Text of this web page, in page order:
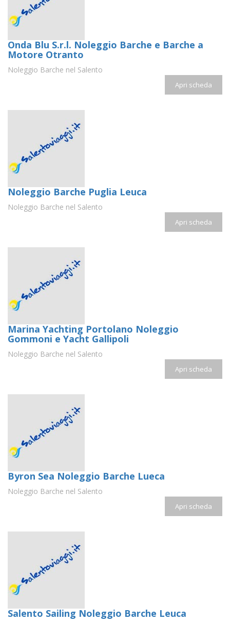
Onda Blu S.r.l. Noleggio Barche e Barche a
Motore Otranto
Noleggio Barche nel Salento
Apri scheda
Noleggio Barche Puglia Leuca
Noleggio Barche nel Salento
Apri scheda
Marina Yachting Portolano Noleggio
Gommoni e Yacht Gallipoli
Noleggio Barche nel Salento
Apri scheda
Byron Sea Noleggio Barche Lueca
Noleggio Barche nel Salento
Apri scheda
Salento Sailing Noleggio Barche Leuca